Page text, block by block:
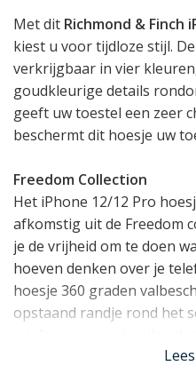
Met dit Richmond & Finch
kiest u voor tijdloze stijl.
verkrijgbaar in vier
goudkleurige details
geeft uw toestel een zeer
beschermt dit hoesje uw
Freedom Collection
Het iPhone 12/12 Pro
afkomstig uit de Freedom
je de vrijheid om te doen
hoeven denken over je
hoesje 360 graden
opstaand randje rond het
De iPhone 12/12 Pro case